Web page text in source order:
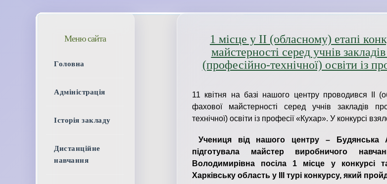
1 місце у ІІ (обласному) етапі
майстерності серед учнів
(професійно-технічної) освіти із
11 квітня на базі нашого центру проводився ІІ
фахової майстерності серед учнів закладів
технічної) освіти із професії «Кухар». У конкурсі
Учениця від нашого центру – Будянська
підготувала майстер виробничого
Володимирівна посіла 1 місце у конкурсі
Харківську область у ІІІ турі конкурсу, який
Меню сайта
Головна
Адміністрація
Історія закладу
Дистанційне
навчання